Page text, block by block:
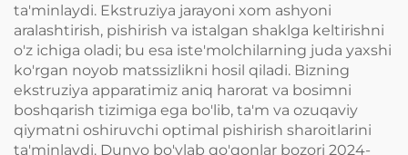
ta'minlaydi. Ekstruziya jarayoni xom ashyoni
aralashtirish, pishirish va istalgan shaklga keltirishni
o'z ichiga oladi; bu esa iste'molchilarning juda yaxshi
ko'rgan noyob matssizlikni hosil qiladi. Bizning
ekstruziya apparatimiz aniq harorat va bosimni
boshqarish tizimiga ega bo'lib, ta'm va ozuqaviy
qiymatni oshiruvchi optimal pishirish sharoitlarini
ta'minlaydi. Dunyo bo'ylab qo'qonlar bozori 2024-